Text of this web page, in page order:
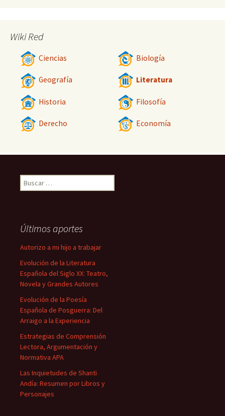
Wiki Red
Ciencias Biología
Geografía Literatura
Historia Filosofía
Derecho Economía
Buscar:
Últimos aportes
Autorizo a mi hijo a trabajar
Evolución de la Literatura
Española del Siglo XX: Teatro,
Novela y Grandes Autores
Evolución de la Poesía
Española de Posguerra: Del
Arraigo a la Experiencia
Estrategias de Comprensión
Lectora, Argumentación y
Normativa APA
Las Inquietudes de Shanti
Andía: Resumen por Libros y
Personajes